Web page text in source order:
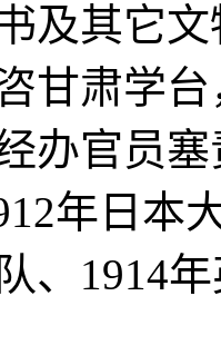
及其它
甘肃学
办官员
年日本
、1914